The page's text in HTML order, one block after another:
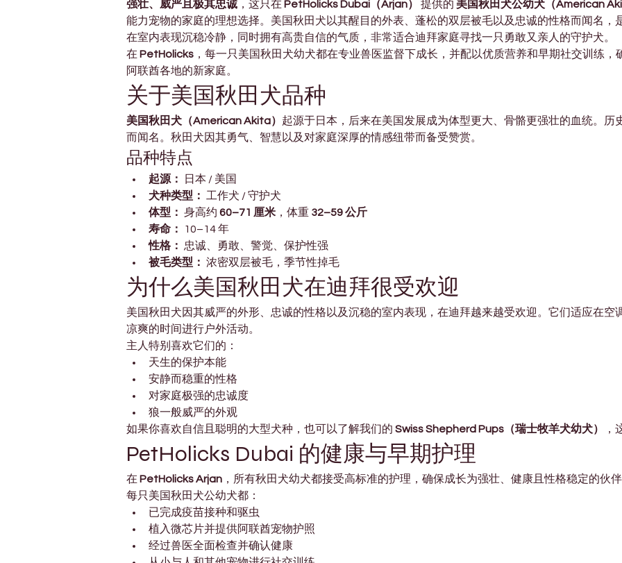
强壮、威严且极其忠诚 ，这只在 PetHolicks Dubai（Arjan） 提供的 美国秋田犬公幼犬（American
能力宠物的家庭的理想选择。美国秋田犬以其醒目的外表、蓬松的双层被毛以及忠诚的性格而闻名，
在室内表现沉稳冷静，同时拥有高贵自信的气质，非常适合迪拜家庭寻找一只勇敢又亲人的守护犬。
在 PetHolicks ，每一只美国秋田犬幼犬都在专业兽医监督下成长，并配以优质营养和早期社交训练
阿联酋各地的新家庭。
关于美国秋田犬品种
美国秋田犬（American Akita） 起源于日本，后来在美国发展成为体型更大、骨骼更强壮的血统。历
而闻名。秋田犬因其勇气、智慧以及对家庭深厚的情感纽带而备受赞赏。
品种特点
起源：
日本 / 美国
犬种类型： 工作犬 / 守护犬
体型： 身高约 60–71 厘米 ，体重 32–59 公斤
寿命：
10–14 年
性格： 忠诚、勇敢、警觉、保护性强
被毛类型： 浓密双层被毛，季节性掉毛
为什么美国秋田犬在迪拜很受欢迎
美国秋田犬因其威严的外形、忠诚的性格以及沉稳的室内表现，在迪拜越来越受欢迎。它们适应在空
凉爽的时间进行户外活动。
主人特别喜欢它们的：
天生的保护本能
安静而稳重的性格
对家庭极强的忠诚度
狼一般威严的外观
如果你喜欢自信且聪明的大型犬种，也可以了解我们的 Swiss Shepherd Pups（瑞士牧羊犬幼犬） ，
PetHolicks Dubai 的健康与早期护理
在 PetHolicks Arjan ，所有秋田犬幼犬都接受高标准的护理，确保成长为强壮、健康且性格稳定的伙伴
每只美国秋田犬公幼犬都：
已完成疫苗接种和驱虫
植入微芯片并提供阿联酋宠物护照
经过兽医全面检查并确认健康